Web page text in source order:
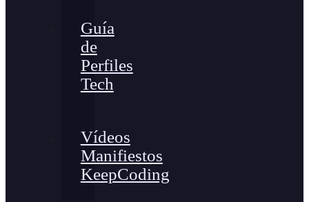
Guía
de
Perfiles
Tech
Vídeos
Manifiestos
KeepCoding